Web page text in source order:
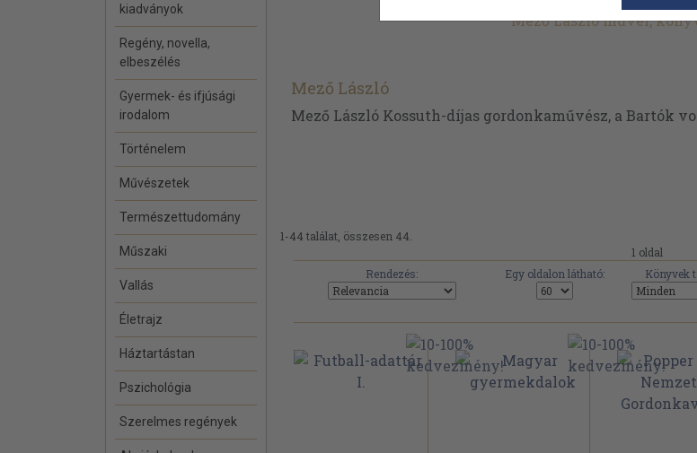
kiadványok
Regény, novella,
elbeszélés
Gyermek- és ifjúsági
irodalom
Történelem
Művészetek
Természettudomány
Műszaki
Vallás
Életrajz
Háztartástan
Pszichológia
Szerelmes regények
Mező László művei,
Mező László
Mező László Kossuth-díjas gordonkaművész, a Bartók
1-44 találat, összesen 44.
1 oldal
Rendezés:
Egy oldalon látható: Könyvek